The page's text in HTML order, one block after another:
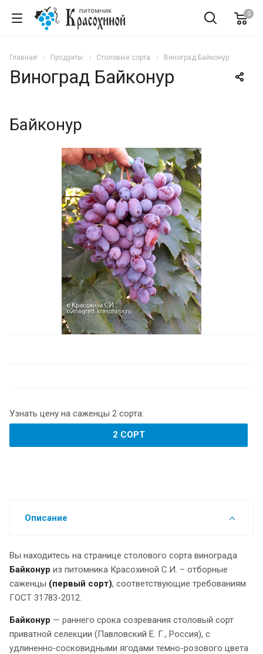
0
Главная Продукты Столовые сорта Виноград Байконур
Виноград Байконур
Байконур
Узнать цену на саженцы 2 сорта:
2 СОРТ
Описание
Вы находитесь на странице столового сорта винограда
Байконур из питомника Красохиной С.И. – отборные
саженцы (первый сорт), соответствующие требованиям
ГОСТ 31783-2012.
Байконур — раннего срока созревания столовый сорт
приватной селекции (Павловский Е. Г., Россия), с
удлиненно‑сосковидными ягодами темно-розового цвета